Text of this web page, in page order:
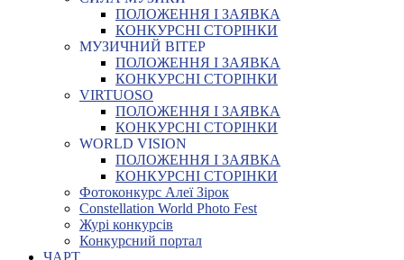
ПОЛОЖЕННЯ І ЗАЯВКА
КОНКУРСНІ СТОРІНКИ
МУЗИЧНИЙ ВІТЕР
ПОЛОЖЕННЯ І ЗАЯВКА
КОНКУРСНІ СТОРІНКИ
VIRTUOSO
ПОЛОЖЕННЯ І ЗАЯВКА
КОНКУРСНІ СТОРІНКИ
WORLD VISION
ПОЛОЖЕННЯ І ЗАЯВКА
КОНКУРСНІ СТОРІНКИ
Фотоконкурс Алеї Зірок
Constellation World Photo Fest
Журі конкурсів
Конкурсний портал
ЧАРТ